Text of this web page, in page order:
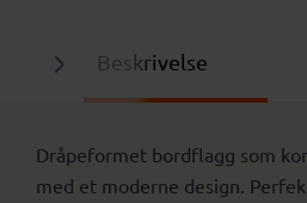
Beskrivelse
Dråpeformet bordflagg som
med et moderne design.